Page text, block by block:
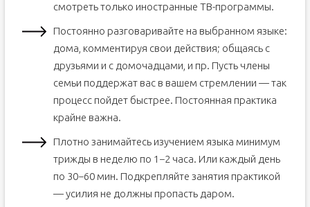
смотреть только иностранные ТВ-программы.
Постоянно разговаривайте на выбранном языке:
дома, комментируя свои действия; общаясь с
друзьями и с домочадцами, и пр. Пусть члены
семьи поддержат вас в вашем стремлении — так
процесс пойдет быстрее. Постоянная практика
крайне важна.
Плотно занимайтесь изучением языка минимум
трижды в неделю по 1−2 часа. Или каждый день
по 30−60 мин. Подкрепляйте занятия практикой
— усилия не должны пропасть даром.